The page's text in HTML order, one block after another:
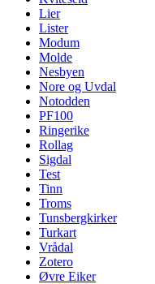
Lier
Lister
Modum
Molde
Nesbyen
Nore og Uvdal
Notodden
PF100
Ringerike
Rollag
Sigdal
Test
Tinn
Troms
Tunsbergkirker
Turkart
Vrådal
Zotero
Øvre Eiker